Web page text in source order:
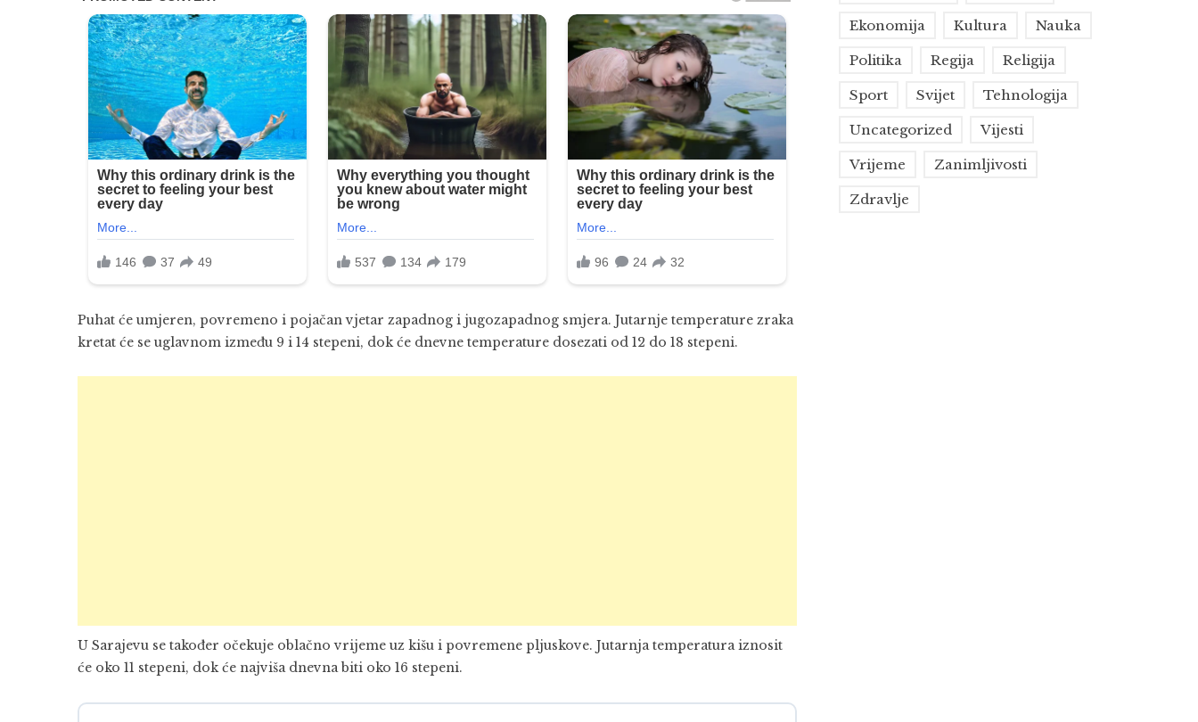
Puhat će umjeren, povremeno i pojačan vjetar zapadnog i jugozapadnog smjera. Jutarnje temperature zraka
kretat će se uglavnom između 9 i 14 stepeni, dok će dnevne temperature dosezati od 12 do 18 stepeni.
U Sarajevu se također očekuje oblačno vrijeme uz kišu i povremene pljuskove. Jutarnja temperatura iznosit
će oko 11 stepeni, dok će najviša dnevna biti oko 16 stepeni.
Ekonomija Kultura Nauka
Politika Regija Religija
Sport Svijet Tehnologija
Uncategorized Vijesti
Vrijeme Zanimljivosti
Zdravlje